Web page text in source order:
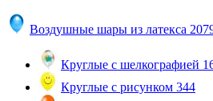
Воздушные шары из латекса
Круглые с шелкографией
Круглые с рисунком 344